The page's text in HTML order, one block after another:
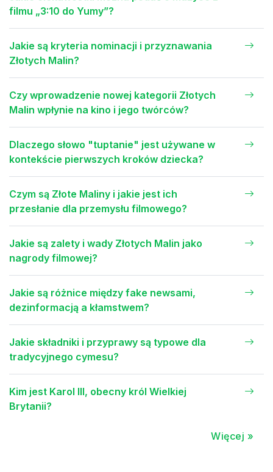
filmu „3:10 do Yumy”?
Jakie są kryteria nominacji i przyznawania
Złotych Malin?
Czy wprowadzenie nowej kategorii Złotych
Malin wpłynie na kino i jego twórców?
Dlaczego słowo "tuptanie" jest używane w
kontekście pierwszych kroków dziecka?
Czym są Złote Maliny i jakie jest ich
przesłanie dla przemysłu filmowego?
Jakie są zalety i wady Złotych Malin jako
nagrody filmowej?
Jakie są różnice między fake newsami,
dezinformacją a kłamstwem?
Jakie składniki i przyprawy są typowe dla
tradycyjnego cymesu?
Kim jest Karol III, obecny król Wielkiej
Brytanii?
Więcej »